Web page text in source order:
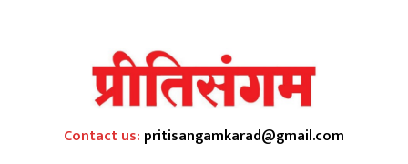
Contact us: pritisangamkarad@gmail.com